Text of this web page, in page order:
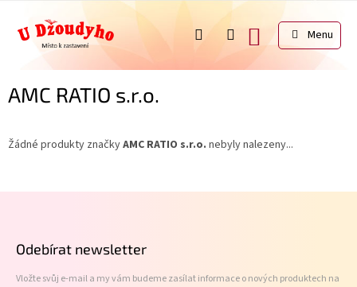
obsah
NÁKUPNÍ
KOŠÍK
AMC RATIO s.r.o.
Žádné produkty značkyAMC RATIO s.r.o. nebyly nalezeny...
Odebírat newsletter
Vložte svůj e-mail a my vám budeme zasílat informace o nových produktech na